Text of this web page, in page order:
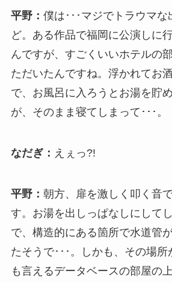
平野： 僕は･･･マジでトラウマ
ど。ある作品で福岡に公演しに
んですが、すごくいいホテルの
ただいたんですね。浮かれてお
で、お風呂に入ろうとお湯を貯
が、そのまま寝てしまって･･･。
なだぎ： えぇっ?!
平野： 朝方、扉を激しく叩く音
す。お湯を出しっぱなしにして
で、構造的にある箇所で水道管
たそうで･･･。しかも、その場所
も言えるデータベースの部屋の